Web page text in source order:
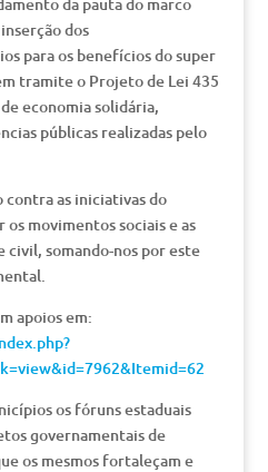
dos
para os benefícios do super
tramite o Projeto de Lei 435
economia solidária,
públicas realizadas pelo
contra as iniciativas do
movimentos sociais e as
civil, somando-nos por este
apoios em:
os fóruns estaduais
governamentais de
os mesmos fortaleçam e